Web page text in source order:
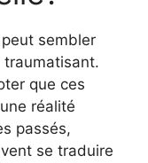
peut sembler
traumatisant.
que ces
réalité
passés,
se traduire